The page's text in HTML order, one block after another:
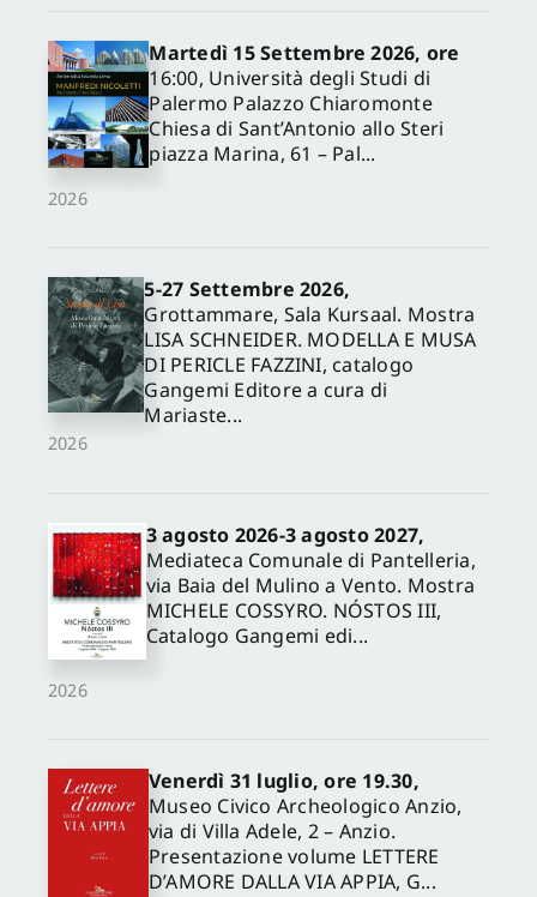
2026
Martedì 15 Settembre 2026, ore
16:00, Università degli Studi di
Palermo Palazzo Chiaromonte
Chiesa di Sant’Antonio allo Steri
piazza Marina, 61 – Pal...
2026
5-27 Settembre 2026,
Grottammare, Sala Kursaal. Mostra
LISA SCHNEIDER. MODELLA E MUSA
DI PERICLE FAZZINI, catalogo
Gangemi Editore a cura di
Mariaste...
2026
3 agosto 2026-3 agosto 2027,
Mediateca Comunale di Pantelleria,
via Baia del Mulino a Vento. Mostra
MICHELE COSSYRO. NÓSTOS III,
Catalogo Gangemi edi...
Venerdì 31 luglio, ore 19.30,
Museo Civico Archeologico Anzio,
via di Villa Adele, 2 – Anzio.
Presentazione volume LETTERE
D’AMORE DALLA VIA APPIA, G...